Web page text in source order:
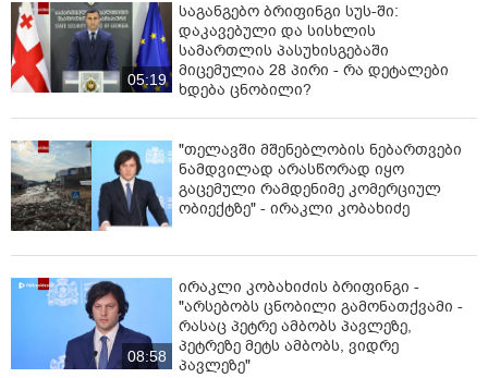
05:19
საგანგებო ბრიფინგი სუს-ში:
დაკავებული და სისხლის
სამართლის პასუხისგებაში
მიცემულია 28 პირი - რა დეტალები
ხდება ცნობილი?
"თელავში მშენებლობის ნებართვები
ნამდვილად არასწორად იყო
გაცემული რამდენიმე კომერციულ
ობიექტზე" - ირაკლი კობახიძე
08:58
ირაკლი კობახიძის ბრიფინგი -
"არსებობს ცნობილი გამონათქვამი -
რასაც პეტრე ამბობს პავლეზე,
პეტრეზე მეტს ამბობს, ვიდრე
პავლეზე"